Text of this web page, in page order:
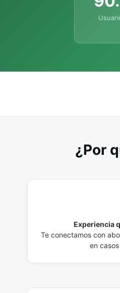
¿Por
Experiencia
Te conectamos con
en